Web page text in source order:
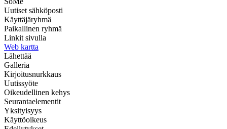
Uutiset sähköposti
Käyttäjäryhmä
Paikallinen ryhmä
Linkit sivulla
Web kartta
Lähettää
Galleria
Kirjoitusnurkkaus
Uutissyöte
Oikeudellinen kehys
Seurantaelementit
Yksityisyys
Käyttöoikeus